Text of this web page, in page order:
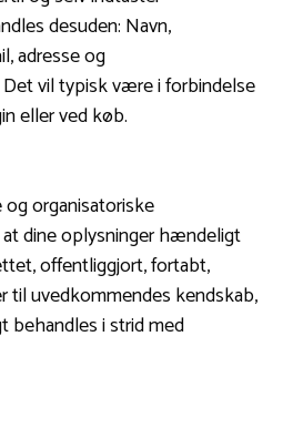
desuden: Navn,
adresse og
vil typisk være i forbindelse
eller ved køb.
organisatoriske
dine oplysninger hændeligt
offentliggjort, fortabt,
til uvedkommendes kendskab,
behandles i strid med